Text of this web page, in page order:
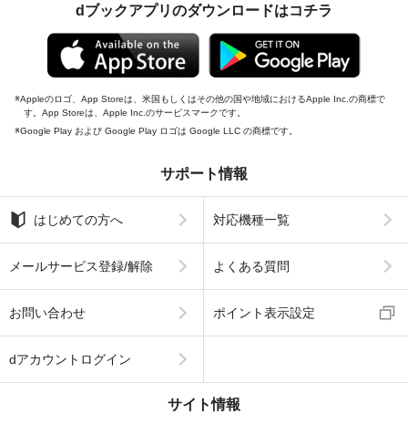
dブックアプリのダウンロードはコチラ
Appleのロゴ、App Storeは、米国もしくはその他の国や地域におけるApple Inc.の商標で
す。App Storeは、Apple Inc.のサービスマークです。
Google Play および Google Play ロゴは Google LLC の商標です。
サポート情報
はじめての方へ 対応機種一覧
メールサービス登録/解除 よくある質問
お問い合わせ ポイント表示設定
dアカウントログイン
サイト情報